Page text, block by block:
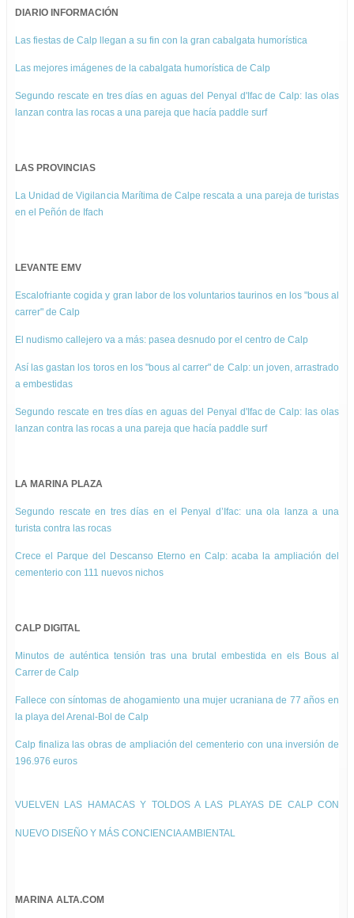
DIARIO INFORMACIÓN
Las fiestas de Calp llegan a su fin con la gran cabalgata humorística
Las mejores imágenes de la cabalgata humorística de Calp
Segundo rescate en tres días en aguas del Penyal d'Ifac de Calp: las olas
lanzan contra las rocas a una pareja que hacía paddle surf
LAS PROVINCIAS
La Unidad de Vigilancia Marítima de Calpe rescata a una pareja de turistas
en el Peñón de Ifach
LEVANTE EMV
Escalofriante cogida y gran labor de los voluntarios taurinos en los "bous al
carrer" de Calp
El nudismo callejero va a más: pasea desnudo por el centro de Calp
Así las gastan los toros en los "bous al carrer" de Calp: un joven, arrastrado
a embestidas
Segundo rescate en tres días en aguas del Penyal d'Ifac de Calp: las olas
lanzan contra las rocas a una pareja que hacía paddle surf
LA MARINA PLAZA
Segundo rescate en tres días en el Penyal d’Ifac: una ola lanza a una
turista contra las rocas
Crece el Parque del Descanso Eterno en Calp: acaba la ampliación del
cementerio con 111 nuevos nichos
CALP DIGITAL
Minutos de auténtica tensión tras una brutal embestida en els Bous al
Carrer de Calp
Fallece con síntomas de ahogamiento una mujer ucraniana de 77 años en
la playa del Arenal-Bol de Calp
Calp finaliza las obras de ampliación del cementerio con una inversión de
196.976 euros
VUELVEN LAS HAMACAS Y TOLDOS A LAS PLAYAS DE CALP CON
NUEVO DISEÑO Y MÁS CONCIENCIA AMBIENTAL
MARINA ALTA.COM